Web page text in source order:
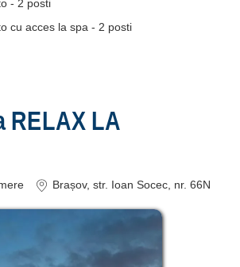
- 2 posti
cu acces la spa - 2 posti
RELAX LA
Brașov, str. Ioan Socec, nr. 66N